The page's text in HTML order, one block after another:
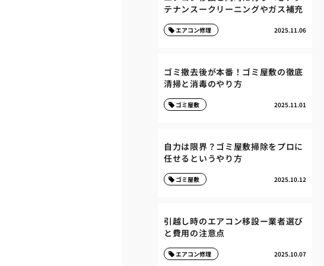
テナンスークリーニングやガス補充
2025.11.06
エアコン修理
ゴミ撤去後が本番！ゴミ屋敷の徹底
清掃と消毒のやり方
2025.11.01
ゴミ屋敷
自力は限界？ゴミ屋敷掃除をプロに
任せるというやり方
2025.10.12
ゴミ屋敷
引越し時のエアコン移設ー業者選び
と費用の注意点
2025.10.07
エアコン修理